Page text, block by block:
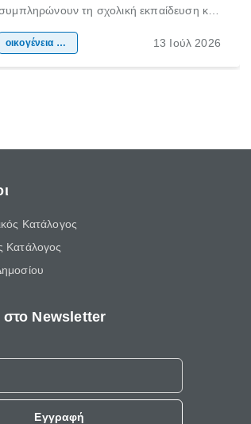
τη σχολική εκπαίδευση και
της προσωπικότητας, της κοινωνικότητας
οικογένεια & παιδί 13 Ιούλ 2026
Κατάλογος
Κατάλογος
Newsletter
Εγγραφή